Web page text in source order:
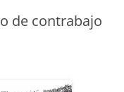
de contrabajo